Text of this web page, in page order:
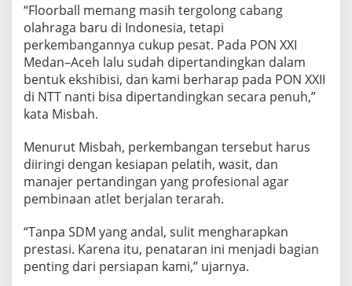
l
o
o
r
b
a
l
“Floorball memang masih tergolong cabang
olahraga baru di Indonesia, tetapi
perkembangannya cukup pesat. Pada PON XXI
Medan–Aceh lalu sudah dipertandingkan dalam
bentuk ekshibisi, dan kami berharap pada PON XXII
di NTT nanti bisa dipertandingkan secara penuh,”
kata Misbah.
Menurut Misbah, perkembangan tersebut harus
diiringi dengan kesiapan pelatih, wasit, dan
manajer pertandingan yang profesional agar
pembinaan atlet berjalan terarah.
“Tanpa SDM yang andal, sulit mengharapkan
prestasi. Karena itu, penataran ini menjadi bagian
penting dari persiapan kami,” ujarnya.